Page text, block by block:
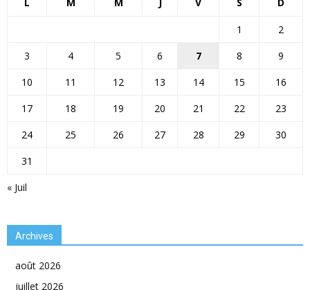
« Juil
1
2
3
4 5 6 7 8
9
10
11 12 13 14 15
16
17
18 19 20 21 22
23
24
25 26 27 28 29
30
31
Archives
août 2026
juillet 2026